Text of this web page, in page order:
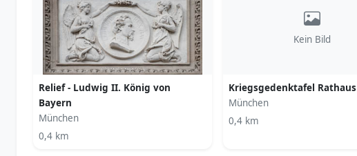
Relief - Ludwig II. König von
Bayern
München
0,4 km
Kein Bild
Kriegsgedenktafel Rathaus
München
0,4 km